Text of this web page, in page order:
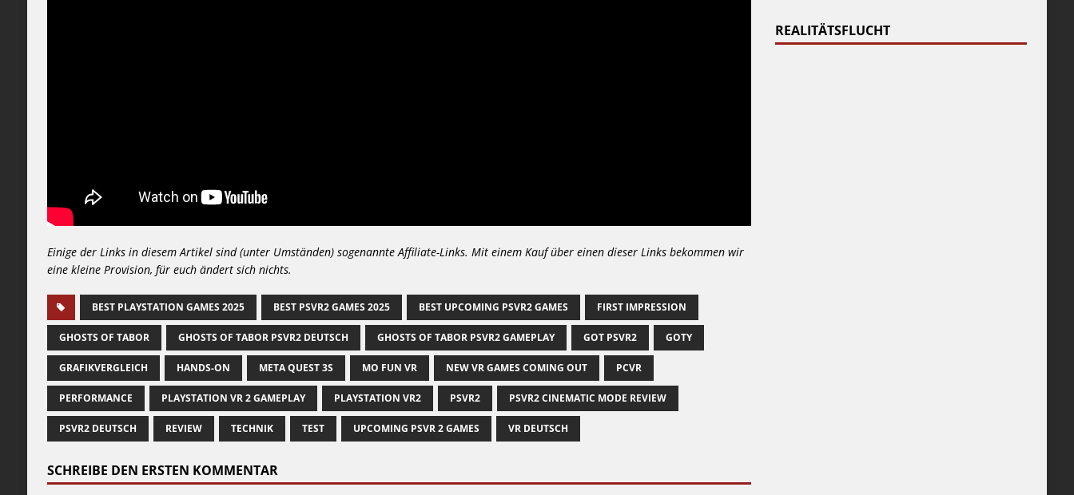
Einige der Links in diesem Artikel sind (unter Umständen) sogenannte Affiliate-Links. Mit einem Kauf über einen dieser Links bekommen wir
eine kleine Provision, für euch ändert sich nichts.
BEST PLAYSTATION GAMES 2025 BEST PSVR2 GAMES 2025 BEST UPCOMING PSVR2 GAMES FIRST IMPRESSION
GHOSTS OF TABOR GHOSTS OF TABOR PSVR2 DEUTSCH GHOSTS OF TABOR PSVR2 GAMEPLAY GOT PSVR2 GOTY
GRAFIKVERGLEICH HANDS-ON META QUEST 3S MO FUN VR NEW VR GAMES COMING OUT PCVR
PERFORMANCE PLAYSTATION VR 2 GAMEPLAY PLAYSTATION VR2 PSVR2 PSVR2 CINEMATIC MODE REVIEW
PSVR2 DEUTSCH REVIEW TECHNIK TEST UPCOMING PSVR 2 GAMES VR DEUTSCH
SCHREIBE DEN ERSTEN KOMMENTAR
REALITÄTSFLUCHT